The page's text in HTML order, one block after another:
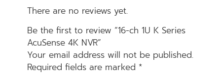
There are no reviews yet.
Be the first to review “16-ch 1U K Series
AcuSense 4K NVR”
Your email address will not be published.
Required fields are marked *